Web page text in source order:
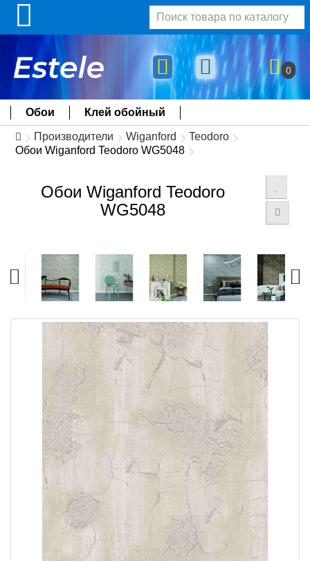
0
Обои Клей обойный
Производители Wiganford
Teodoro
Обои Wiganford Teodoro WG5048
Обои Wiganford Teodoro
WG5048